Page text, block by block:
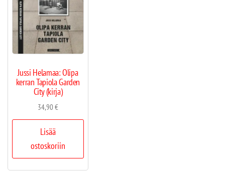
Jussi Helamaa: Olipa
kerran Tapiola Garden
City (kirja)
34,90€
Lisää
ostoskoriin